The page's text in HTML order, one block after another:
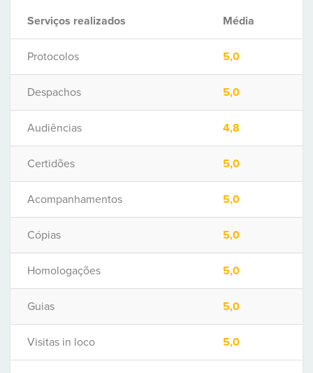
Serviços realizados Média
Protocolos 5,0
Despachos 5,0
Audiências 4,8
Certidões 5,0
Acompanhamentos 5,0
Cópias 5,0
Homologações 5,0
Guias 5,0
Visitas in loco 5,0